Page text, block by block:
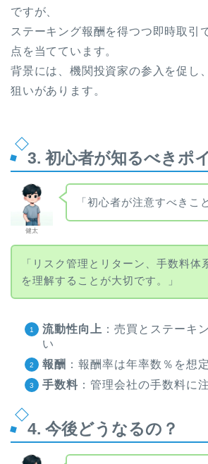
ですが、
ステーキング報酬を得つつ即時取引
点を当てています。
背景には、機関投資家の参入を促し
狙いがあります。
3. 初心者が知るべきポ
健太
「初心者が注意すべきこ
「リスク管理とリターン、手数料体
を理解することが大切です。」
流動性向上 ：売買とステーキ
い
報酬 ：報酬率は年率数％を想定
手数料 ：管理会社の手数料に
4. 今後どうなるの？